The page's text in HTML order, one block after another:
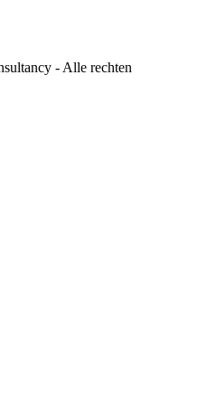
- Alle rechten